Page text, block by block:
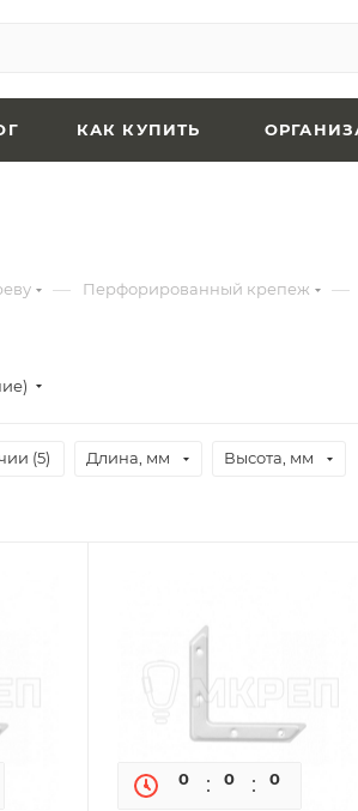
КАК КУПИТЬ
— Перфорированный крепеж —
(5) Длина, мм Высота, мм
0 0 0